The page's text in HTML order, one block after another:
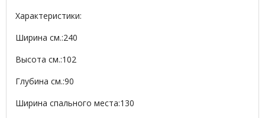
Характеристики:
Ширина см.:240
Высота см.:102
Глубина см.:90
Ширина спального места:130